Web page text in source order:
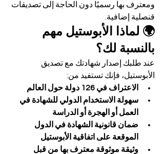
ومعترف بها رسميًا دون الحاجة إلى تصديقات
قنصلية إضافية.
🌍 لماذا الأبوستيل مهم
بالنسبة لك؟
عند طلبك إصدار شهادتك مع تصديق
الأبوستيل، فإنك تستفيد من:
الاعتراف في 126 دولة حول العالم
سهولة الاستخدام الدولي للشهادة في
العمل أو الهجرة أو الدراسة
ضمان قانونية الشهادة في الدول
الموقعة على اتفاقية الأبوستيل
وثيقة موثوقة معترف بها من قبل